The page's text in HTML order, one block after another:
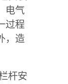
电气
过程
，造
杆安